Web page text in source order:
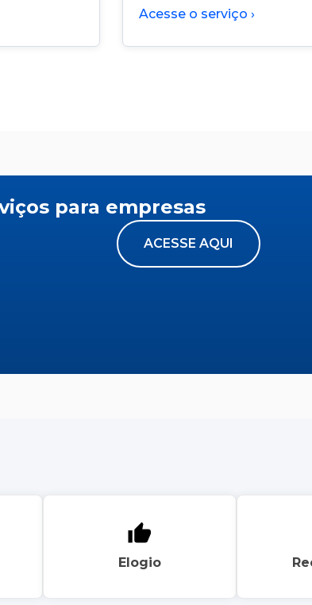
Acesse o serviço ›
para empresas
ACESSE AQUI
Elogio